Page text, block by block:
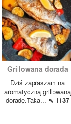
Grillowana dorada
Dziś zapraszam na
aromatyczną grillowaną
doradę.Taka... ⇖ 1137